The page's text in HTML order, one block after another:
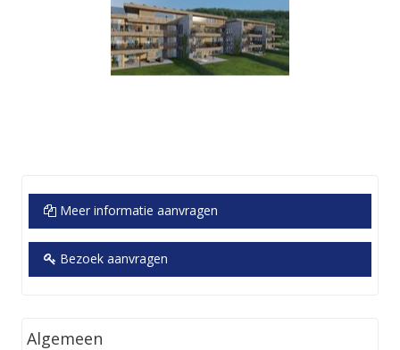
Meer informatie aanvragen
Bezoek aanvragen
Algemeen